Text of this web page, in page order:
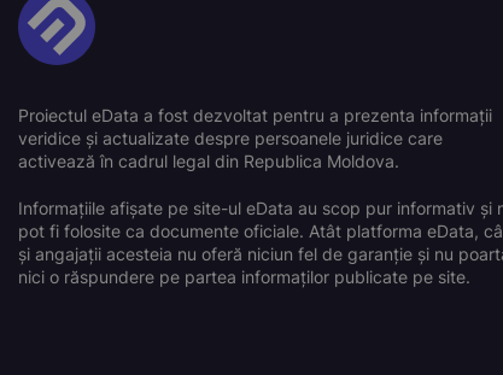
Proiectul eData a fost dezvoltat pentru a prezenta informații
veridice și actualizate despre persoanele juridice care
activează în cadrul legal din Republica Moldova.
Informațiile afișate pe site-ul eData au scop pur informativ și
pot fi folosite ca documente oficiale. Atât platforma eData,
și angajații acesteia nu oferă niciun fel de garanție și nu
nici o răspundere pe partea informaților publicate pe site.